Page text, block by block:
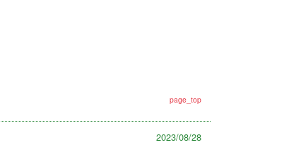
page_top
2023/08/28